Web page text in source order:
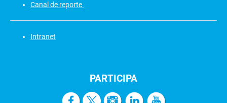
Canal de reporte
Intranet
PARTICIPA